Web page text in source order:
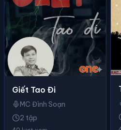
Giết Tao Đi
MC Đình Soạn
2 tập